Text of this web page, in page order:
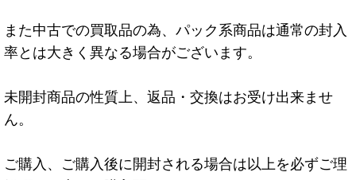
また中古での買取品の為、パック系商品は通常の封入
率とは大きく異なる場合がございます。
未開封商品の性質上、返品・交換はお受け出来ませ
ん。
ご購入、ご購入後に開封される場合は以上を必ずご理